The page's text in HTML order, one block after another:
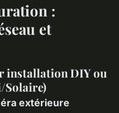
:
et
installation DIY ou
Solaire)
extérieure